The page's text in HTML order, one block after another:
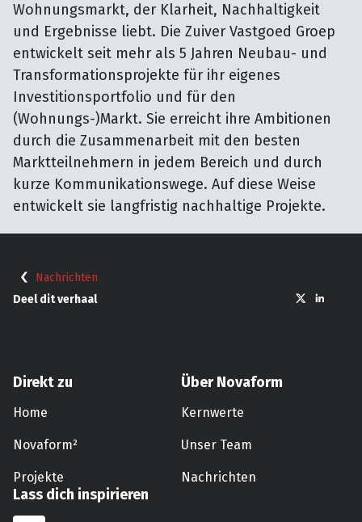
Wohnungsmarkt, der Klarheit, Nachhaltigkeit
und Ergebnisse liebt. Die Zuiver Vastgoed Groep
entwickelt seit mehr als 5 Jahren Neubau- und
Transformationsprojekte für ihr eigenes
Investitionsportfolio und für den
(Wohnungs-)Markt. Sie erreicht ihre Ambitionen
durch die Zusammenarbeit mit den besten
Marktteilnehmern in jedem Bereich und durch
kurze Kommunikationswege. Auf diese Weise
entwickelt sie langfristig nachhaltige Projekte.
Nachrichten
Deel dit verhaal
Direkt zu
Home
Novaform²
Projekte
Über Novaform
Kernwerte
Unser Team
Nachrichten
Lass dich inspirieren